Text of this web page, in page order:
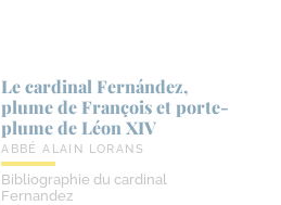
Le cardinal Fernández,
plume de François et porte-​
plume de Léon XIV
ABBÉ ALAIN LORANS
Bibliographie du cardinal
Fernandez